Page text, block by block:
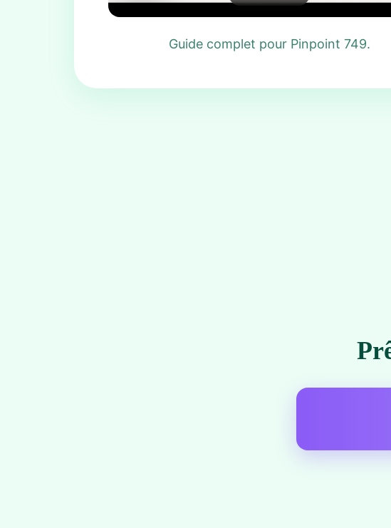
Guide complet pour Pinpoint 749.